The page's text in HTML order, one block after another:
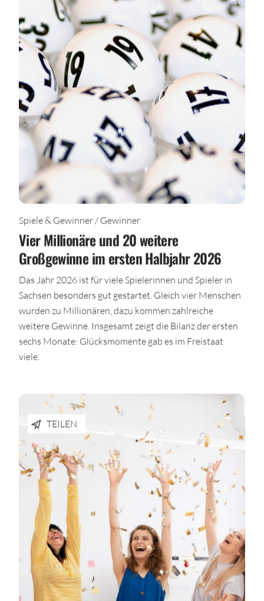
Spiele & Gewinner / Gewinner
Vier Millionäre und 20 weitere
Großgewinne im ersten Halbjahr 2026
Das Jahr 2026 ist für viele Spielerinnen und Spieler in
Sachsen besonders gut gestartet. Gleich vier Menschen
wurden zu Millionären, dazu kommen zahlreiche
weitere Gewinne. Insgesamt zeigt die Bilanz der ersten
sechs Monate: Glücksmomente gab es im Freistaat
viele.
TEILEN